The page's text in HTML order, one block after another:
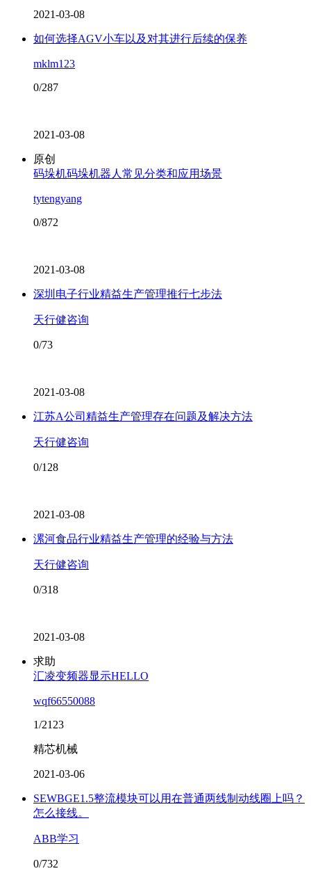
2021-03-08
如何选择AGV小车以及对其进行后续的保养
mklm123
0/287
2021-03-08
原创
码垛机码垛机器人常见分类和应用场景
tytengyang
0/872
2021-03-08
深圳电子行业精益生产管理推行七步法
天行健咨询
0/73
2021-03-08
江苏A公司精益生产管理存在问题及解决方法
天行健咨询
0/128
2021-03-08
漯河食品行业精益生产管理的经验与方法
天行健咨询
0/318
2021-03-08
求助
汇凌变频器显示HELLO
wqf66550088
1/2123
精芯机械
2021-03-06
SEWBGE1.5整流模块可以用在普通两线制动线圈上吗？
怎么接线。
ABB学习
0/732